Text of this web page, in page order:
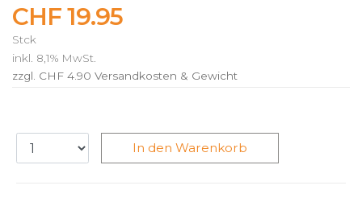
CHF 19.95
Stck
inkl. 8,1% MwSt.
zzgl. CHF 4.90 Versandkosten & Gewicht
In den Warenkorb